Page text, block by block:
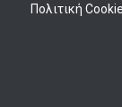
Πολιτική